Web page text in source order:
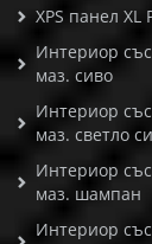
XPS панел XL
Интериор
маз. сиво
Интериор
маз. светло
Интериор
маз. шампан
Интериор